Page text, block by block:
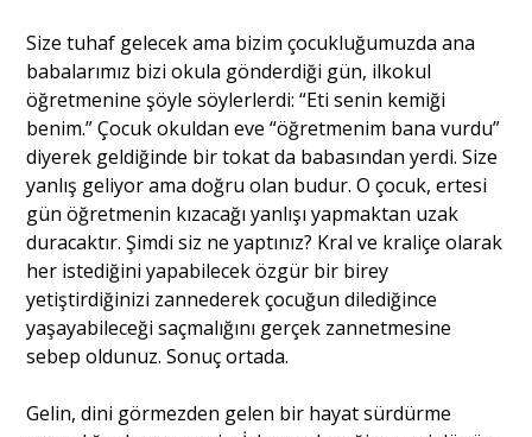
Size tuhaf gelecek ama bizim çocukluğumuzda ana
babalarımız bizi okula gönderdiği gün, ilkokul
öğretmenine şöyle söylerlerdi: “Eti senin kemiği
benim.” Çocuk okuldan eve “öğretmenim bana vurdu”
diyerek geldiğinde bir tokat da babasından yerdi. Size
yanlış geliyor ama doğru olan budur. O çocuk, ertesi
gün öğretmenin kızacağı yanlışı yapmaktan uzak
duracaktır. Şimdi siz ne yaptınız? Kral ve kraliçe olarak
her istediğini yapabilecek özgür bir birey
yetiştirdiğinizi zannederek çocuğun dilediğince
yaşayabileceği saçmalığını gerçek zannetmesine
sebep oldunuz. Sonuç ortada.
Gelin, dini görmezden gelen bir hayat sürdürme